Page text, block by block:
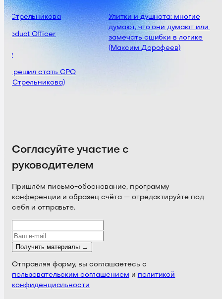
Стрельникова
Officer
ты решил стать СРО
Стрельникова)
Улитки и душнота: многие
думают, что они думают или как
замечать ошибки в логике
(Максим Дорофеев)
Согласуйте участие с
руководителем
Пришлём письмо-обоснование, программу
конференции и образец счёта — отредактируйте под
себя и отправьте.
Получить материалы →
Отправляя форму, вы соглашаетесь с
пользовательским соглашением и политикой
конфиденциальности